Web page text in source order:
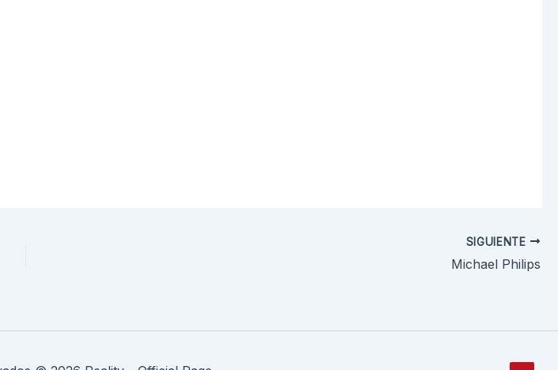
SIGUIENTE
Michael Philips